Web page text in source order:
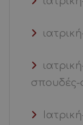
σπουδές-